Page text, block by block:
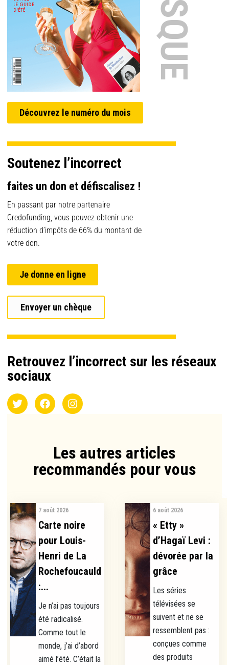
Découvrez le numéro du mois
Soutenez l’incorrect
faites un don et défiscalisez !
En passant par notre partenaire
Credofunding, vous pouvez obtenir une
réduction d’impôts de 66% du montant de
votre don.
Je donne en ligne
Envoyer un chèque
Retrouvez l’incorrect sur les réseaux
sociaux
Les autres articles
recommandés pour vous​
7 août 2026
Carte noire
pour Louis-
Henri de La
Rochefoucauld
:...
Je n’ai pas toujours
été radicalisé.
Comme tout le
monde, j’ai d’abord
aimé l’été. C’était la
6 août 2026
« Etty »
d’Hagaï Levi :
dévorée par la
grâce
Les séries
télévisées se
suivent et ne se
ressemblent pas :
conçues comme
des produits